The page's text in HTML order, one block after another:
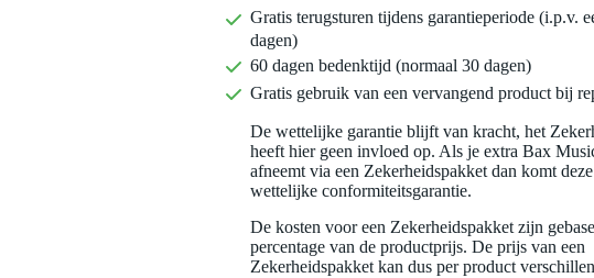
Gratis terugsturen tijdens garantieperiode (i.p.v.
dagen)
60 dagen bedenktijd (normaal 30 dagen)
Gratis gebruik van een vervangend product bij
De wettelijke garantie blijft van kracht, het
heeft hier geen invloed op. Als je extra Bax
afneemt via een Zekerheidspakket dan komt
wettelijke conformiteitsgarantie.
De kosten voor een Zekerheidspakket zijn
percentage van de productprijs. De prijs van een
Zekerheidspakket kan dus per product